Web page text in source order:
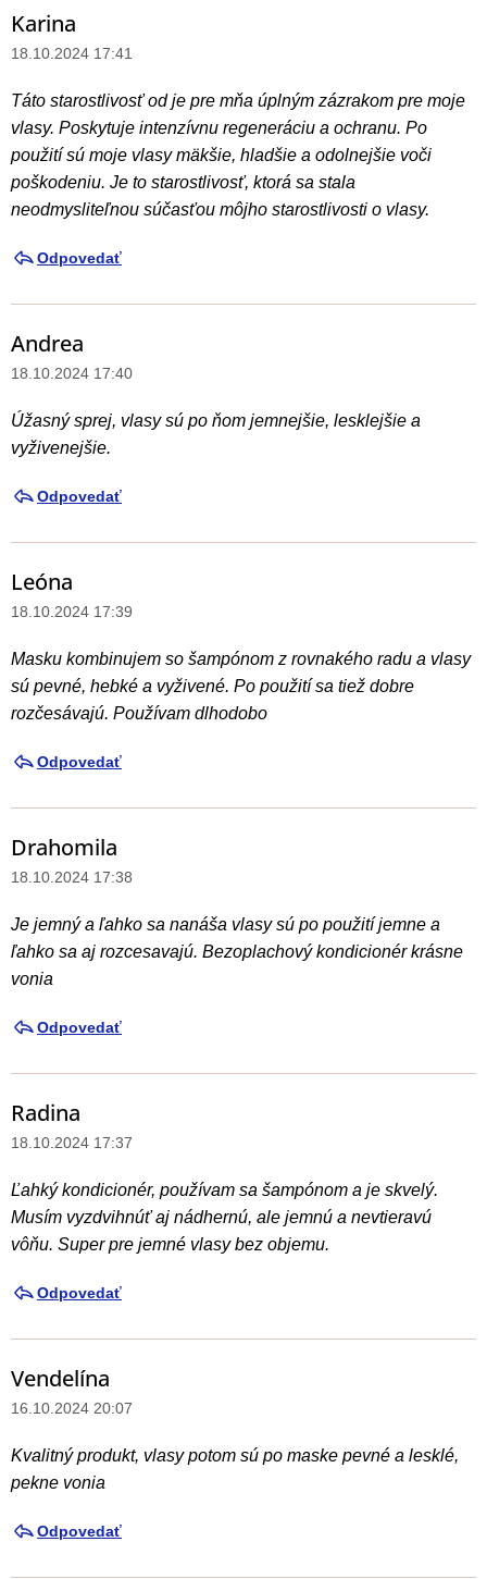
Karina
18.10.2024 17:41
Táto starostlivosť od je pre mňa úplným zázrakom pre moje
vlasy. Poskytuje intenzívnu regeneráciu a ochranu. Po
použití sú moje vlasy mäkšie, hladšie a odolnejšie voči
poškodeniu. Je to starostlivosť, ktorá sa stala
neodmysliteľnou súčasťou môjho starostlivosti o vlasy.
Odpovedať
Andrea
18.10.2024 17:40
Úžasný sprej, vlasy sú po ňom jemnejšie, lesklejšie a
vyživenejšie.
Odpovedať
Leóna
18.10.2024 17:39
Masku kombinujem so šampónom z rovnakého radu a vlasy
sú pevné, hebké a vyživené. Po použití sa tiež dobre
rozčesávajú. Používam dlhodobo
Odpovedať
Drahomila
18.10.2024 17:38
Je jemný a ľahko sa nanáša vlasy sú po použití jemne a
ľahko sa aj rozcesavajú. Bezoplachový kondicionér krásne
vonia
Odpovedať
Radina
18.10.2024 17:37
Ľahký kondicionér, používam sa šampónom a je skvelý.
Musím vyzdvihnúť aj nádhernú, ale jemnú a nevtieravú
vôňu. Super pre jemné vlasy bez objemu.
Odpovedať
Vendelína
16.10.2024 20:07
Kvalitný produkt, vlasy potom sú po maske pevné a lesklé,
pekne vonia
Odpovedať